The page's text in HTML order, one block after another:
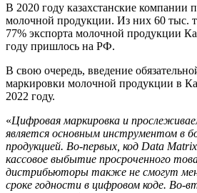
В 2020 году казахстанские компании
молочной продукции. Из них 60 тыс.
77% экспорта молочной продукции
году пришлось на РФ.
В свою очередь, введение
маркировки молочной продукции в
2022 году.
«Цифровая маркировка и
является основным инструментом в
продукцией. Во-первых, код Data
кассовое выбытие просроченного
дистрибьюторы также не смогут
сроке годности в цифровом коде. Во-